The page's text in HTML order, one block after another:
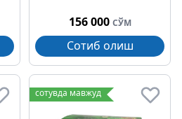
156 000 СЎМ
Сотиб олиш
сотувда мавжуд